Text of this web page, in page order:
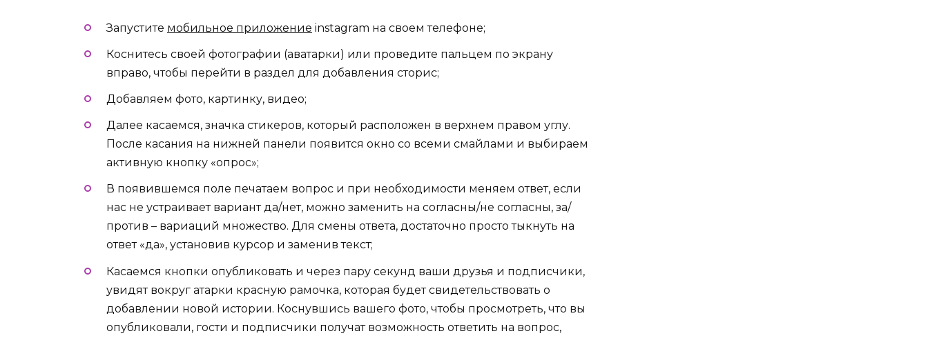
Запустите мобильное приложение instagram на своем телефоне;
Коснитесь своей фотографии (аватарки) или проведите пальцем по экрану
вправо, чтобы перейти в раздел для добавления сторис;
Добавляем фото, картинку, видео;
Далее касаемся, значка стикеров, который расположен в верхнем правом углу.
После касания на нижней панели появится окно со всеми смайлами и выбираем
активную кнопку «опрос»;
В появившемся поле печатаем вопрос и при необходимости меняем ответ, если
нас не устраивает вариант да/нет, можно заменить на согласны/не согласны, за/
против – вариаций множество. Для смены ответа, достаточно просто тыкнуть на
ответ «да», установив курсор и заменив текст;
Касаемся кнопки опубликовать и через пару секунд ваши друзья и подписчики,
увидят вокруг атарки красную рамочка, которая будет свидетельствовать о
добавлении новой истории. Коснувшись вашего фото, чтобы просмотреть, что вы
опубликовали, гости и подписчики получат возможность ответить на вопрос,